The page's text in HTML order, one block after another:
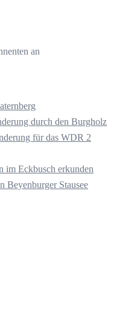
an
durch den Burgholz
für das WDR 2
im Eckbusch erkunden
Beyenburger Stausee